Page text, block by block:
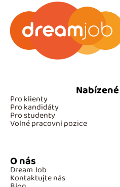
Pro klienty
Pro kandidáty
Pro studenty
Volné pracovní pozice
O nás
Dream Job
Kontaktujte nás